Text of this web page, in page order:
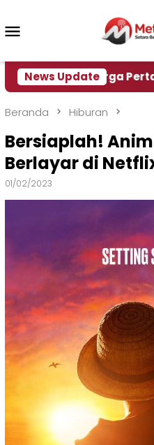
konten
News Update
Harga Pertamax Turun
Beranda Hiburan
Bersiaplah!
Berlayar di
01/02/2023